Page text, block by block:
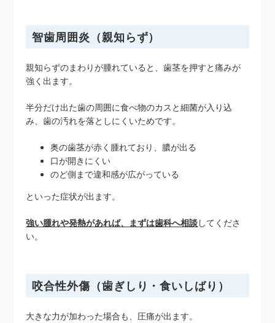
智歯周囲炎（親知らず）
親知らずのまわりが腫れていると、歯茎を押すと痛みが
強く出ます。
半分だけ出た歯の周囲に食べ物のカスと細菌が入り込
み、歯の汚れを落としにくいためです。
奥の歯茎が赤く腫れており、膿が出る
口が開きにくい
のど側まで違和感が広がっている
といった症状が出ます。
強い腫れや発熱があれば、まずは歯科へ相談してくださ
い。
咬合性外傷（歯ぎしり・食いしばり）
大きな力が加わった場合も、圧痛が出ます。